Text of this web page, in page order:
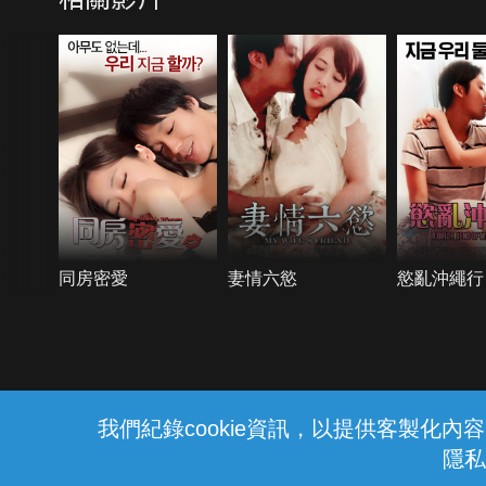
我們紀錄cookie資訊，以提供客製化內
隱
同房密愛 妻情六慾 慾亂沖繩行